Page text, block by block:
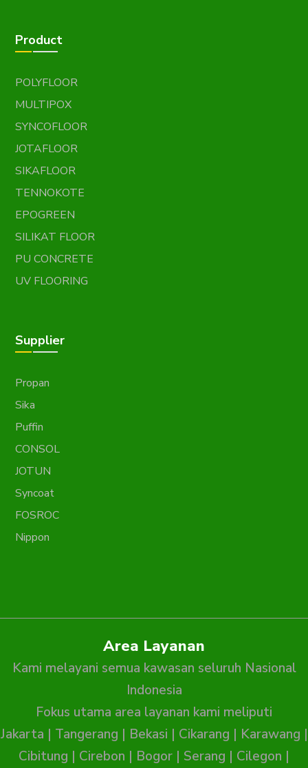
Product
POLYFLOOR
MULTIPOX
SYNCOFLOOR
JOTAFLOOR
SIKAFLOOR
TENNOKOTE
EPOGREEN
SILIKAT FLOOR
PU CONCRETE
UV FLOORING
Supplier
Propan
Sika
Puffin
CONSOL
JOTUN
Syncoat
FOSROC
Nippon
Area Layanan
Kami melayani semua kawasan seluruh Nasional
Indonesia
Fokus utama area layanan kami meliputi
Jakarta | Tangerang | Bekasi | Cikarang | Karawang |
Cibitung | Cirebon | Bogor | Serang | Cilegon |